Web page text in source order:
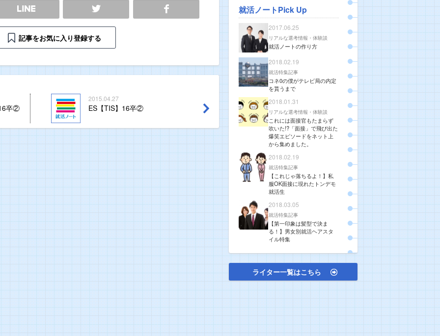
SHARE
記事をお気に入り登録する
卒②
2015.04.27
ES【TIS】16卒②
就活ノートPick Up
2017.06.25
リアルな選考情報・体験談
就活ノートの作り方
2018.02.19
就活特集記事
コネ0の僕がテレビ局の内定
を貰うまで
2018.01.31
リアルな選考情報・体験談
これには面接官もたまらず
吹いた!?「面接」で飛び出た
爆笑エピソードをネット上
から集めました。
2018.02.19
就活特集記事
【これじゃ落ちるよ！】私
服OK面接に現れたトンデモ
就活生
2018.03.05
就活特集記事
【第一印象は髪型で決ま
る！】男女別就活ヘアスタ
イル特集
ライター一覧はこちら